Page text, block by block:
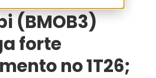
(BMOB3)
forte
no 1T26;